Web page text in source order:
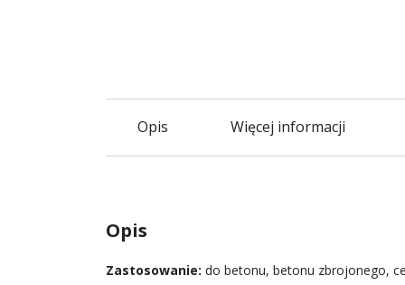
Opis Więcej informacji
Opis
Zastosowanie: do betonu, betonu zbrojonego,